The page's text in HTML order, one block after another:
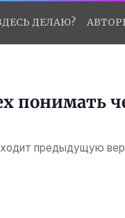
ДЕЛАЮ?
понимать
предыдущую